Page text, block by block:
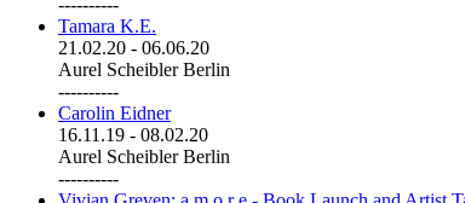
Tamara K.E.
21.02.20 - 06.06.20
Aurel Scheibler Berlin
----------
Carolin Eidner
16.11.19 - 08.02.20
Aurel Scheibler Berlin
----------